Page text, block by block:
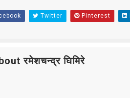
Twitter Pinterest
रमेशचन्द्र घिमिरे